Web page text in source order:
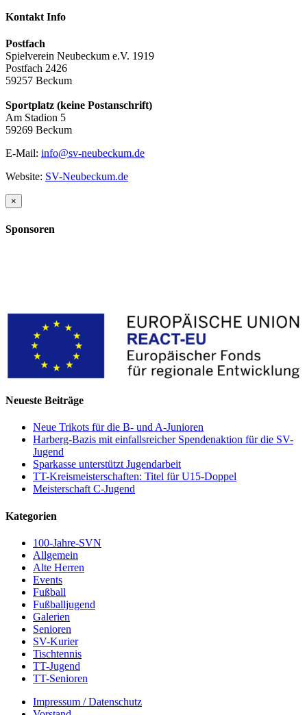
Kontakt Info
Postfach
Spielverein Neubeckum e.V. 1919
Postfach 2426
59257 Beckum
Sportplatz (keine Postanschrift)
Am Stadion 5
59269 Beckum
E-Mail: info@sv-neubeckum.de
Website: SV-Neubeckum.de
Close
product
view
×
Sponsoren
Neueste Beiträge
Neue Trikots für die B- und A-Junioren
Harberg-Bazis mit einfallsreicher Spendenaktion für die SV-
Jugend
Sparkasse unterstützt Jugendarbeit
TT-Kreismeisterschaften: Titel für U15-Doppel
Meisterschaft C-Jugend
Kategorien
100-Jahre-SVN
Allgemein
Alte Herren
Events
Fußball
Fußballjugend
Galerien
Senioren
SV-Kurier
Tischtennis
TT-Jugend
TT-Senioren
Impressum / Datenschutz